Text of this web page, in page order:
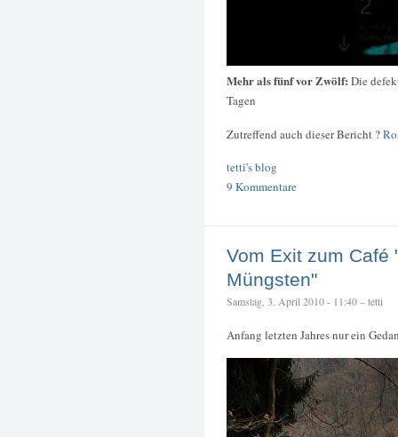
Mehr als fünf vor Zwölf: Die
Tagen
Zutreffend auch dieser Bericht ?
tetti's blog
9 Kommentare
Vom Exit zum Café
Müngsten"
Samstag, 3. April 2010 - 11:40 – tetti
Anfang letzten Jahres nur ein